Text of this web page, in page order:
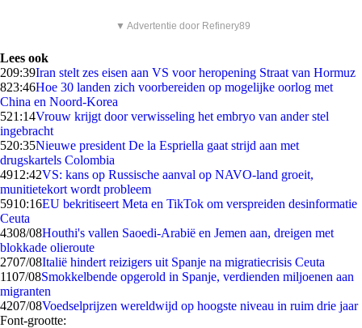
▼ Advertentie door Refinery89
Lees ook
209:39Iran stelt zes eisen aan VS voor heropening Straat van Hormuz
823:46Hoe 30 landen zich voorbereiden op mogelijke oorlog met
China en Noord-Korea
521:14Vrouw krijgt door verwisseling het embryo van ander stel
ingebracht
520:35Nieuwe president De la Espriella gaat strijd aan met
drugskartels Colombia
4912:42VS: kans op Russische aanval op NAVO-land groeit,
munitietekort wordt probleem
5910:16EU bekritiseert Meta en TikTok om verspreiden desinformatie
Ceuta
4308/08Houthi's vallen Saoedi-Arabië en Jemen aan, dreigen met
blokkade olieroute
2707/08Italië hindert reizigers uit Spanje na migratiecrisis Ceuta
1107/08Smokkelbende opgerold in Spanje, verdienden miljoenen aan
migranten
4207/08Voedselprijzen wereldwijd op hoogste niveau in ruim drie jaar
Font-grootte: